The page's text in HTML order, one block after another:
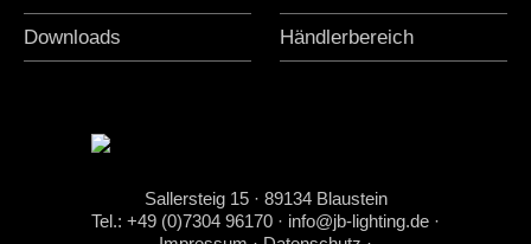
Downloads Händlerbereich
Sallersteig 15 · 89134 Blaustein
Tel.: +49 (0)7304 96170 · info@jb-lighting.de ·